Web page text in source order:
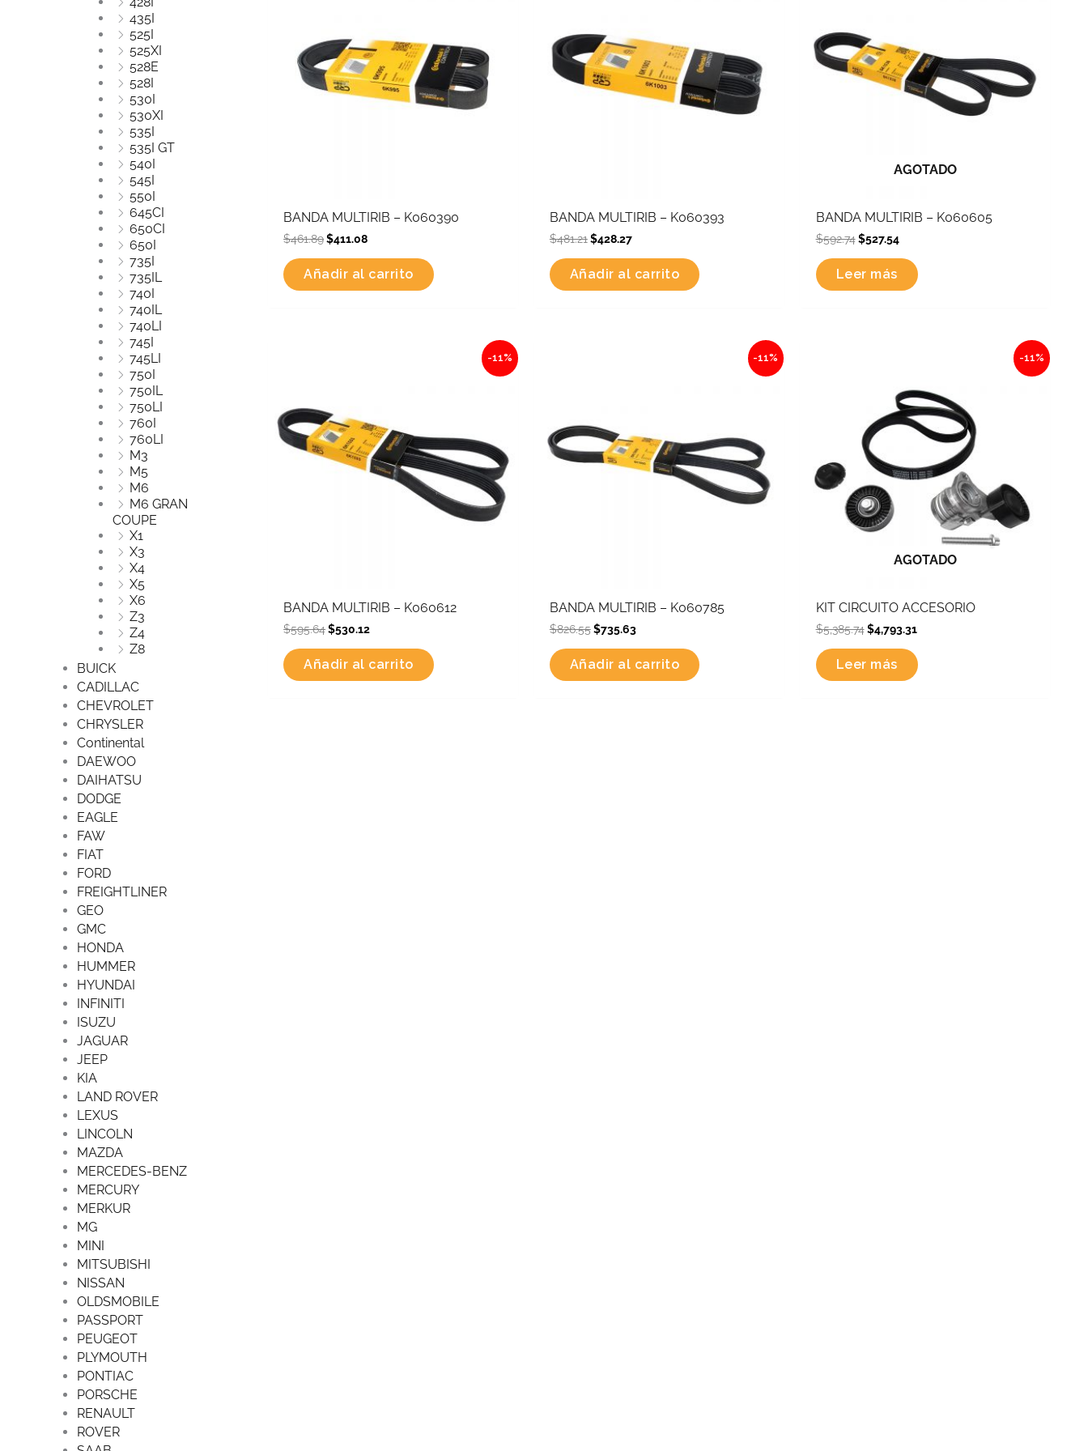
435I
525I
525XI
528E
528I
530I
530XI
535I
535I GT
540I
545I
550I
645CI
650CI
650I
735I
735IL
740I
740IL
740LI
745I
745LI
750I
750IL
750LI
760I
760LI
M3
M5
M6
M6 GRAN
COUPE
X1
X3
X4
X5
X6
Z3
Z4
Z8
BUICK
CADILLAC
CHEVROLET
CHRYSLER
Continental
DAEWOO
DAIHATSU
DODGE
EAGLE
FAW
FIAT
FORD
FREIGHTLINER
GEO
GMC
HONDA
HUMMER
HYUNDAI
INFINITI
ISUZU
JAGUAR
JEEP
KIA
LAND ROVER
LEXUS
LINCOLN
MAZDA
MERCEDES-BENZ
MERCURY
MERKUR
MG
MINI
MITSUBISHI
NISSAN
OLDSMOBILE
PASSPORT
PEUGEOT
PLYMOUTH
PONTIAC
PORSCHE
RENAULT
ROVER
BANDA MULTIRIB – K060390
$461.89$411.08
Añadir al carrito
BANDA MULTIRIB – K060393
$481.21$428.27
Añadir al carrito
AGOTADO
BANDA MULTIRIB – K060605
$592.74 $527.54
Leer más
-11%
BANDA MULTIRIB – K060612
$595.64$530.12
Añadir al carrito
-11%
BANDA MULTIRIB – K060785
$826.55$735.63
Añadir al carrito
-11%
AGOTADO
KIT CIRCUITO ACCESORIO
$5,385.74
$5,385.74.
$4,793.31
$4,793.31.
Leer más